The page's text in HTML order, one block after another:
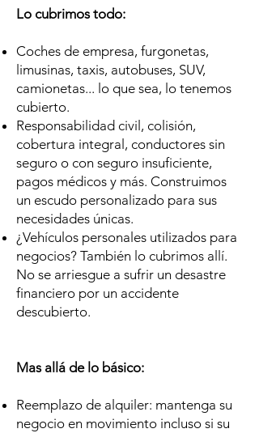
Lo cubrimos todo:
Coches de empresa, furgonetas,
limusinas, taxis, autobuses, SUV,
camionetas... lo que sea, lo tenemos
cubierto.
Responsabilidad civil, colisión,
cobertura integral, conductores sin
seguro o con seguro insuficiente,
pagos médicos y más. Construimos
un escudo personalizado para sus
necesidades únicas.
¿Vehículos personales utilizados para
negocios? También lo cubrimos allí.
No se arriesgue a sufrir un desastre
financiero por un accidente
descubierto.
Mas allá de lo básico:
Reemplazo de alquiler: mantenga su
negocio en movimiento incluso si su